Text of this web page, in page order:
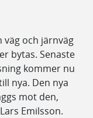
och järnväg
bytas. Senaste
kommer nu
nya. Den nya
mot den,
Emilsson.